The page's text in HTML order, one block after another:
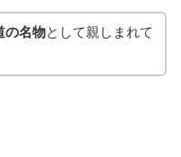
の名物として親しまれて